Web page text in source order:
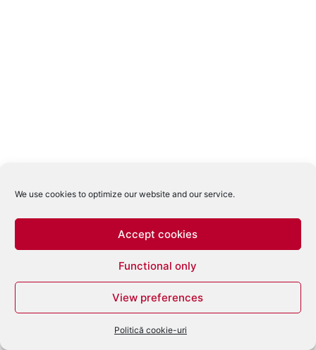
We use cookies to optimize our website and our service.
Accept cookies
Functional only
View preferences
Politică cookie-uri